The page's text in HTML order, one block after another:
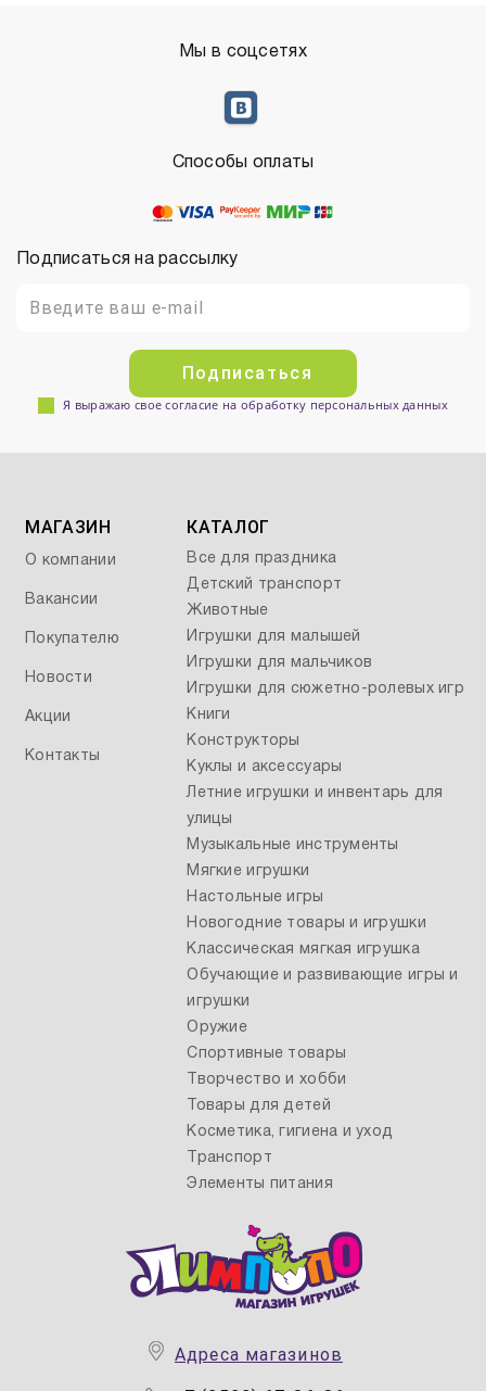
Мы в соцсетях
Подписаться на рассылку
Подписаться
Я выражаю свое согласие на обработку персональных данных
Способы оплаты
Адреса магазинов
МАГАЗИН
О компании
Вакансии
Покупателю
Новости
Акции
Контакты
КАТАЛОГ
Все для праздника
Детский транспорт
Животные
Игрушки для малышей
Игрушки для мальчиков
Игрушки для сюжетно-ролевых игр
Книги
Конструкторы
Куклы и аксессуары
Летние игрушки и инвентарь для
улицы
Музыкальные инструменты
Мягкие игрушки
Настольные игры
Новогодние товары и игрушки
Классическая мягкая игрушка
Обучающие и развивающие игры и
игрушки
Оружие
Спортивные товары
Творчество и хобби
Товары для детей
Косметика, гигиена и уход
Транспорт
Элементы питания